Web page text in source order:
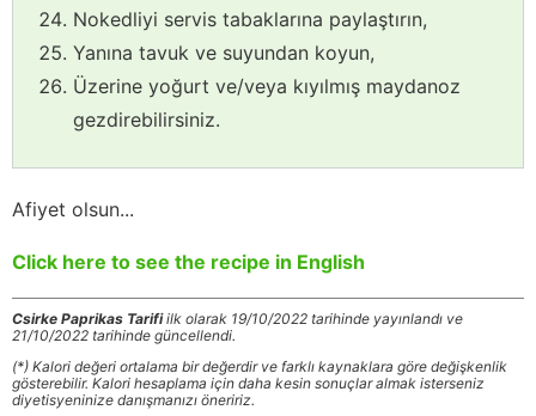
Nokedliyi servis tabaklarına paylaştırın,
Yanına tavuk ve suyundan koyun,
Üzerine yoğurt ve/veya kıyılmış maydanoz
gezdirebilirsiniz.
Afiyet olsun...
Click here to see the recipe in English
Csirke Paprikas Tarifiilk olarak 19/10/2022 tarihinde yayınlandı ve
21/10/2022 tarihinde güncellendi.
(*) Kalori değeri ortalama bir değerdir ve farklı kaynaklara göre değişkenlik
gösterebilir. Kalori hesaplama için daha kesin sonuçlar almak isterseniz
diyetisyeninize danışmanızı öneririz.